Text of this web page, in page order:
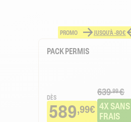
PROMO JUSQU'À -80€
PACK PERMIS
DÈS
589,99€
639.99€
4X SANS
FRAIS